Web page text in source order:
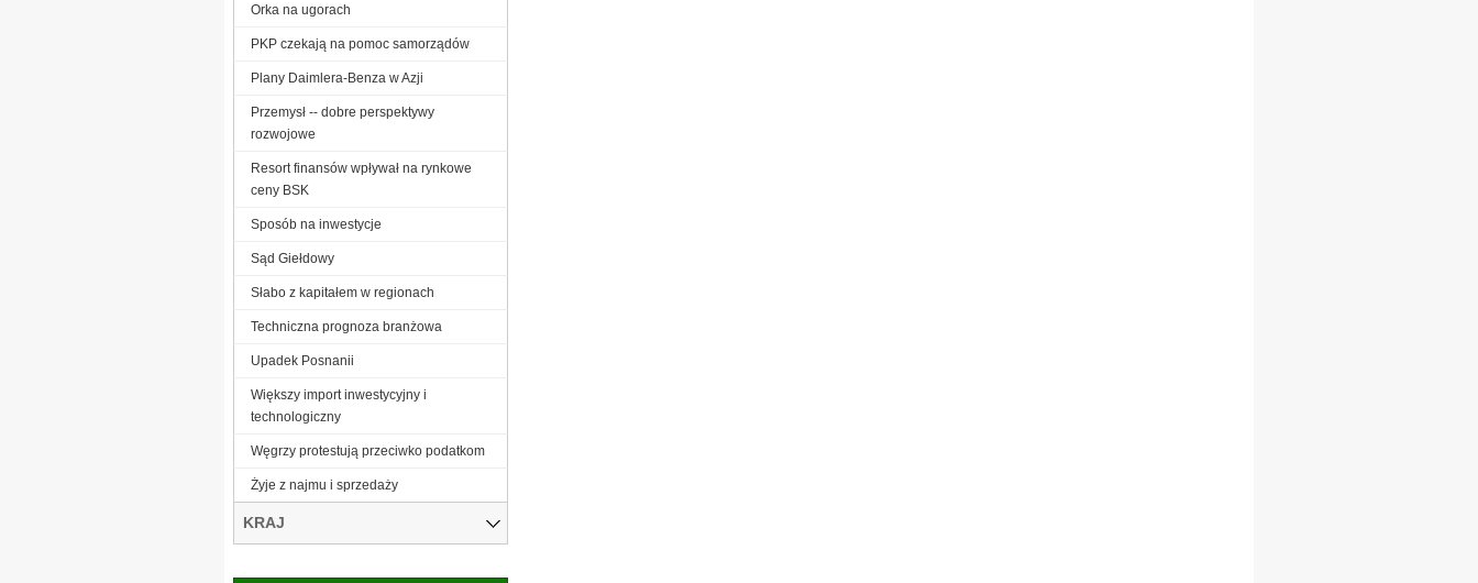
Orka na ugorach
PKP czekają na pomoc samorządów
Plany Daimlera-Benza w Azji
Przemysł -- dobre perspektywy
rozwojowe
Resort finansów wpływał na rynkowe
ceny BSK
Sposób na inwestycje
Sąd Giełdowy
Słabo z kapitałem w regionach
Techniczna prognoza branżowa
Upadek Posnanii
Większy import inwestycyjny i
technologiczny
Węgrzy protestują przeciwko podatkom
Żyje z najmu i sprzedaży
KRAJ